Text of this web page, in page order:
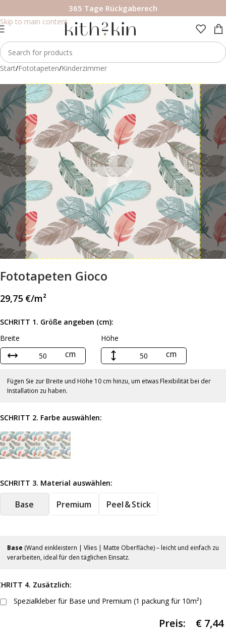
Skip to main content
365 Tage Rückgaberech
Start/Fototapeten/Kinderzimmer
Fototapeten Gioco
29,75 €/m²
SCHRITT 1. Größe angeben (cm):
Breite
cm
Höhe
cm
Fügen Sie zur Breite und Höhe 10 cm hinzu, um etwas Flexibilität bei der
Installation zu haben.
SCHRITT 2. Farbe auswählen:
SCHRITT 3. Material auswählen:
Base Premium Peel & Stick
Base (Wand einkleistern | Vlies | Matte Oberfläche) – leicht und einfach zu
verarbeiten, ideal für den täglichen Einsatz.
4. Zusätzlich:
Spezialkleber für Base und Premium (1 packung für 10m²)
Preis: € 7,44